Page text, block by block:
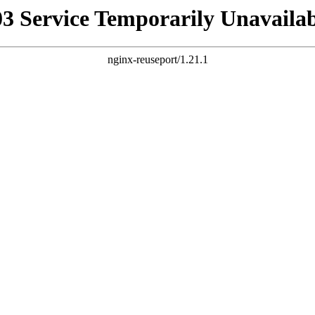
Service Temporarily
nginx-reuseport/1.21.1